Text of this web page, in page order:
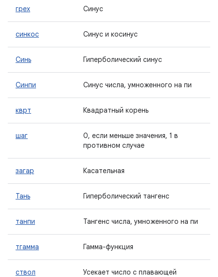
грех Синус
синкос Синус и косинус
Синь Гиперболический синус
Синпи Синус числа, умноженного на пи
кврт Квадратный корень
шаг
0, если меньше значения, 1 в
противном случае
загар Касательная
Тань Гиперболический тангенс
танпи Тангенс числа, умноженного на пи
тгамма Гамма-функция
ствол
Усекает число с плавающей